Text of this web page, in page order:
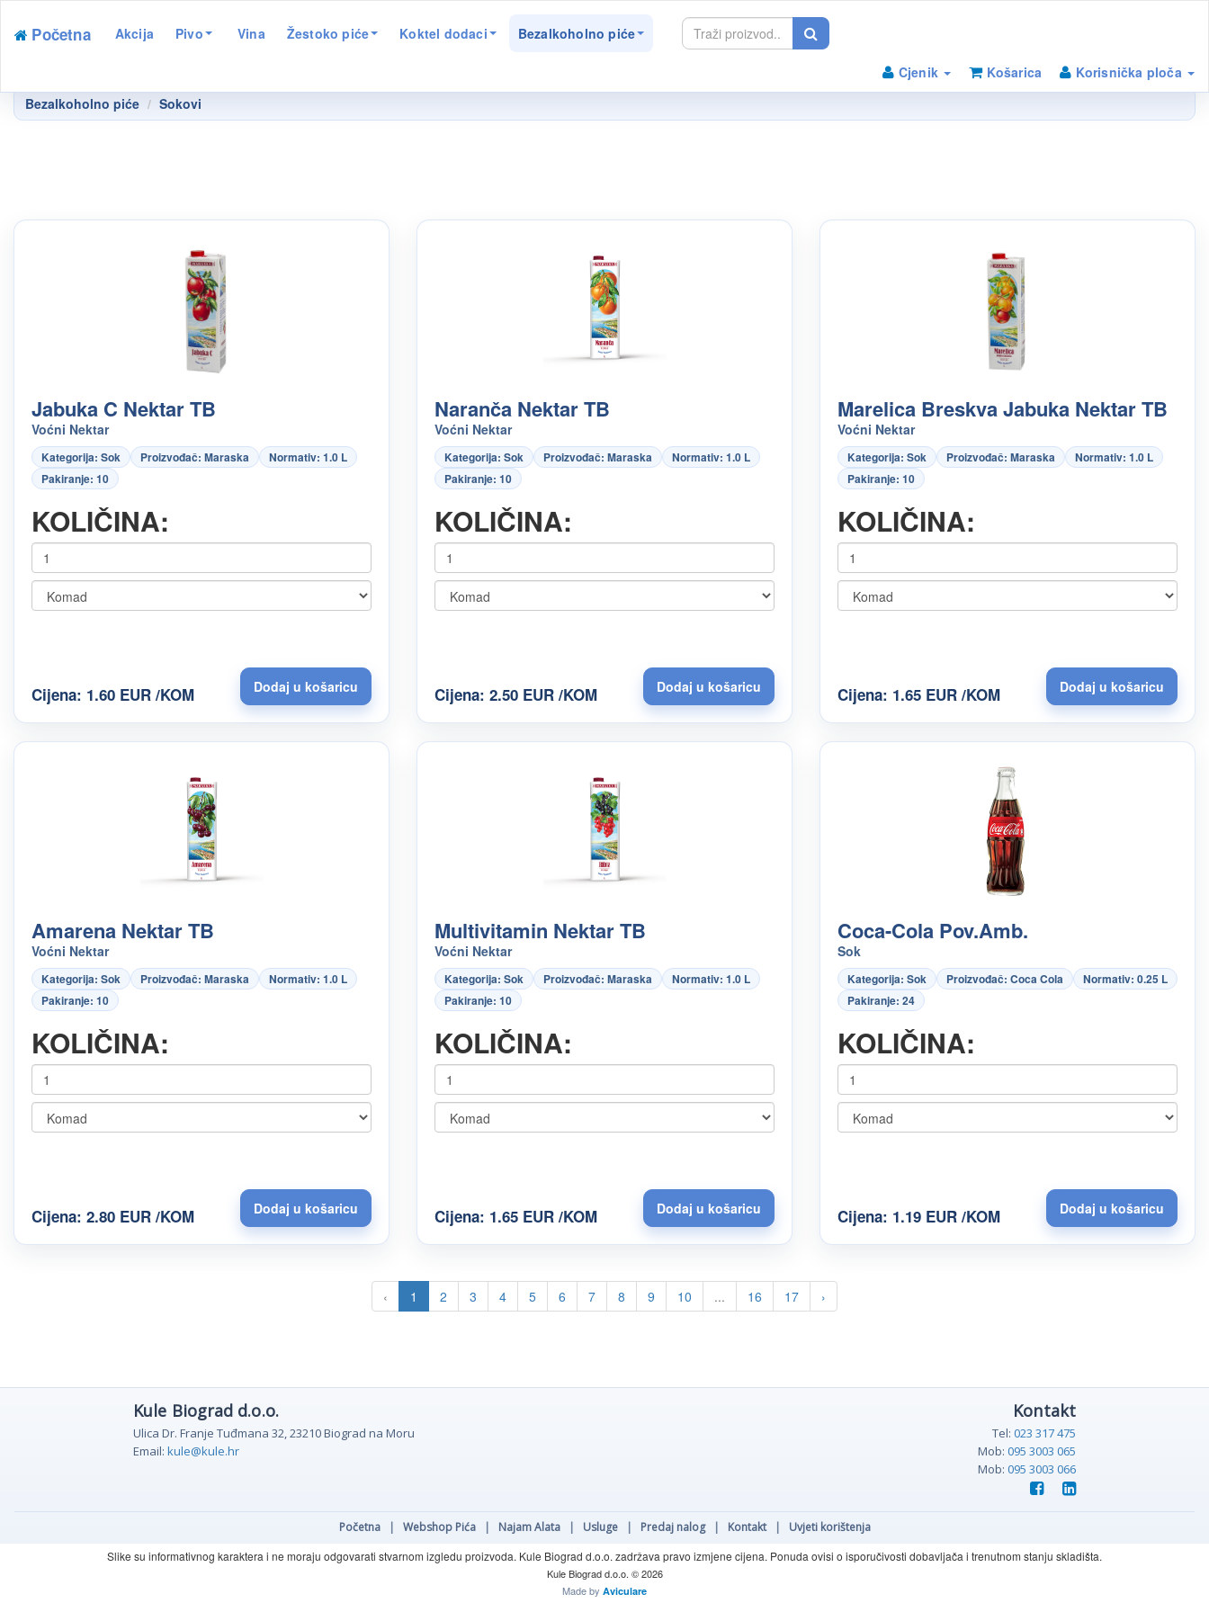
Početna Akcija Pivo Vina Žestoko piće Koktel dodaci Bezalkoholno piće
Cjenik Košarica
Korisnička ploča
Bezalkoholno piće
Sokovi
Jabuka C Nektar TB
Voćni Nektar
Kategorija: Sok Proizvođač: Maraska
Normativ: 1.0 L
Pakiranje: 10
KOLIČINA:
Cijena: 1.60 EUR /KOM
Naranča Nektar TB
Voćni Nektar
Kategorija: Sok Proizvođač: Maraska
Normativ: 1.0 L
Pakiranje: 10
KOLIČINA:
Cijena: 2.50 EUR /KOM
Marelica Breskva Jabuka Nektar TB
Voćni Nektar
Kategorija: Sok Proizvođač: Maraska
Normativ: 1.0 L
Pakiranje: 10
KOLIČINA:
Cijena: 1.65 EUR /KOM
Amarena Nektar TB
Voćni Nektar
Kategorija: Sok Proizvođač: Maraska
Normativ: 1.0 L
Pakiranje: 10
KOLIČINA:
Cijena: 2.80 EUR /KOM
Multivitamin Nektar TB
Voćni Nektar
Kategorija: Sok Proizvođač: Maraska
Normativ: 1.0 L
Pakiranje: 10
KOLIČINA:
Cijena: 1.65 EUR /KOM
Coca-Cola Pov.Amb.
Sok
Kategorija: Sok Proizvođač: Coca Cola
Normativ: 0.25 L
Pakiranje: 24
KOLIČINA:
Cijena: 1.19 EUR /KOM
‹ 1 2 3 4 5 6 7 8 9 10 ... 16 17 ›
Kule Biograd d.o.o.
Ulica Dr. Franje Tuđmana 32, 23210 Biograd na Moru
Email: kule@kule.hr
Kontakt
Tel: 023 317 475
Mob: 095 3003 065
Mob: 095 3003 066
Početna | Webshop Pića | Najam Alata | Usluge | Predaj nalog | Kontakt |
Uvjeti korištenja
Slike su informativnog karaktera i ne moraju odgovarati stvarnom izgledu proizvoda. Kule Biograd d.o.o. zadržava pravo izmjene cijena. Ponuda ovisi o isporučivosti dobavljača i trenutnom stanju skladišta.
Kule Biograd d.o.o. © 2026
Made by Aviculare